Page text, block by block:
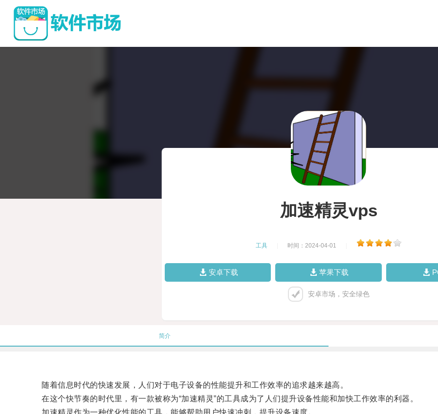
加速精灵vps
工具 时间：2024-04-01
安卓下载 苹果下载
安卓市场，安全绿色
简介
随着信息时代的快速发展，人们对于电子设备的性能提升和工作效率的追求越来越高。
在这个快节奏的时代里，有一款被称为“加速精灵”的工具成为了人们提升设备性能和加快工作效率的利器。
加速精灵作为一种优化性能的工具，能够帮助用户快速冲刺，提升设备速度。